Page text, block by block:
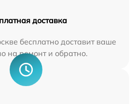
доставка
бесплатно доставит ваше
на ремонт и обратно.